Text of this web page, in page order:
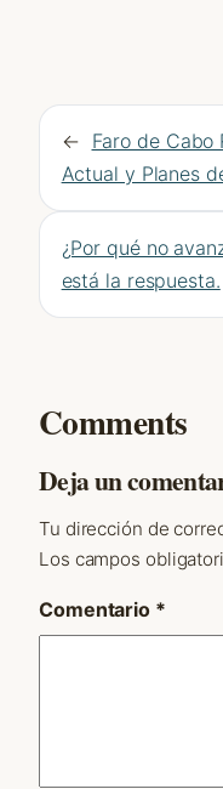
← Faro de Cabo
Actual y Planes
¿Por qué no
está la respuesta.
Comments
Deja un
Tu dirección de
Los campos
Comentario *